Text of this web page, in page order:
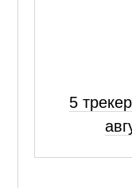
5